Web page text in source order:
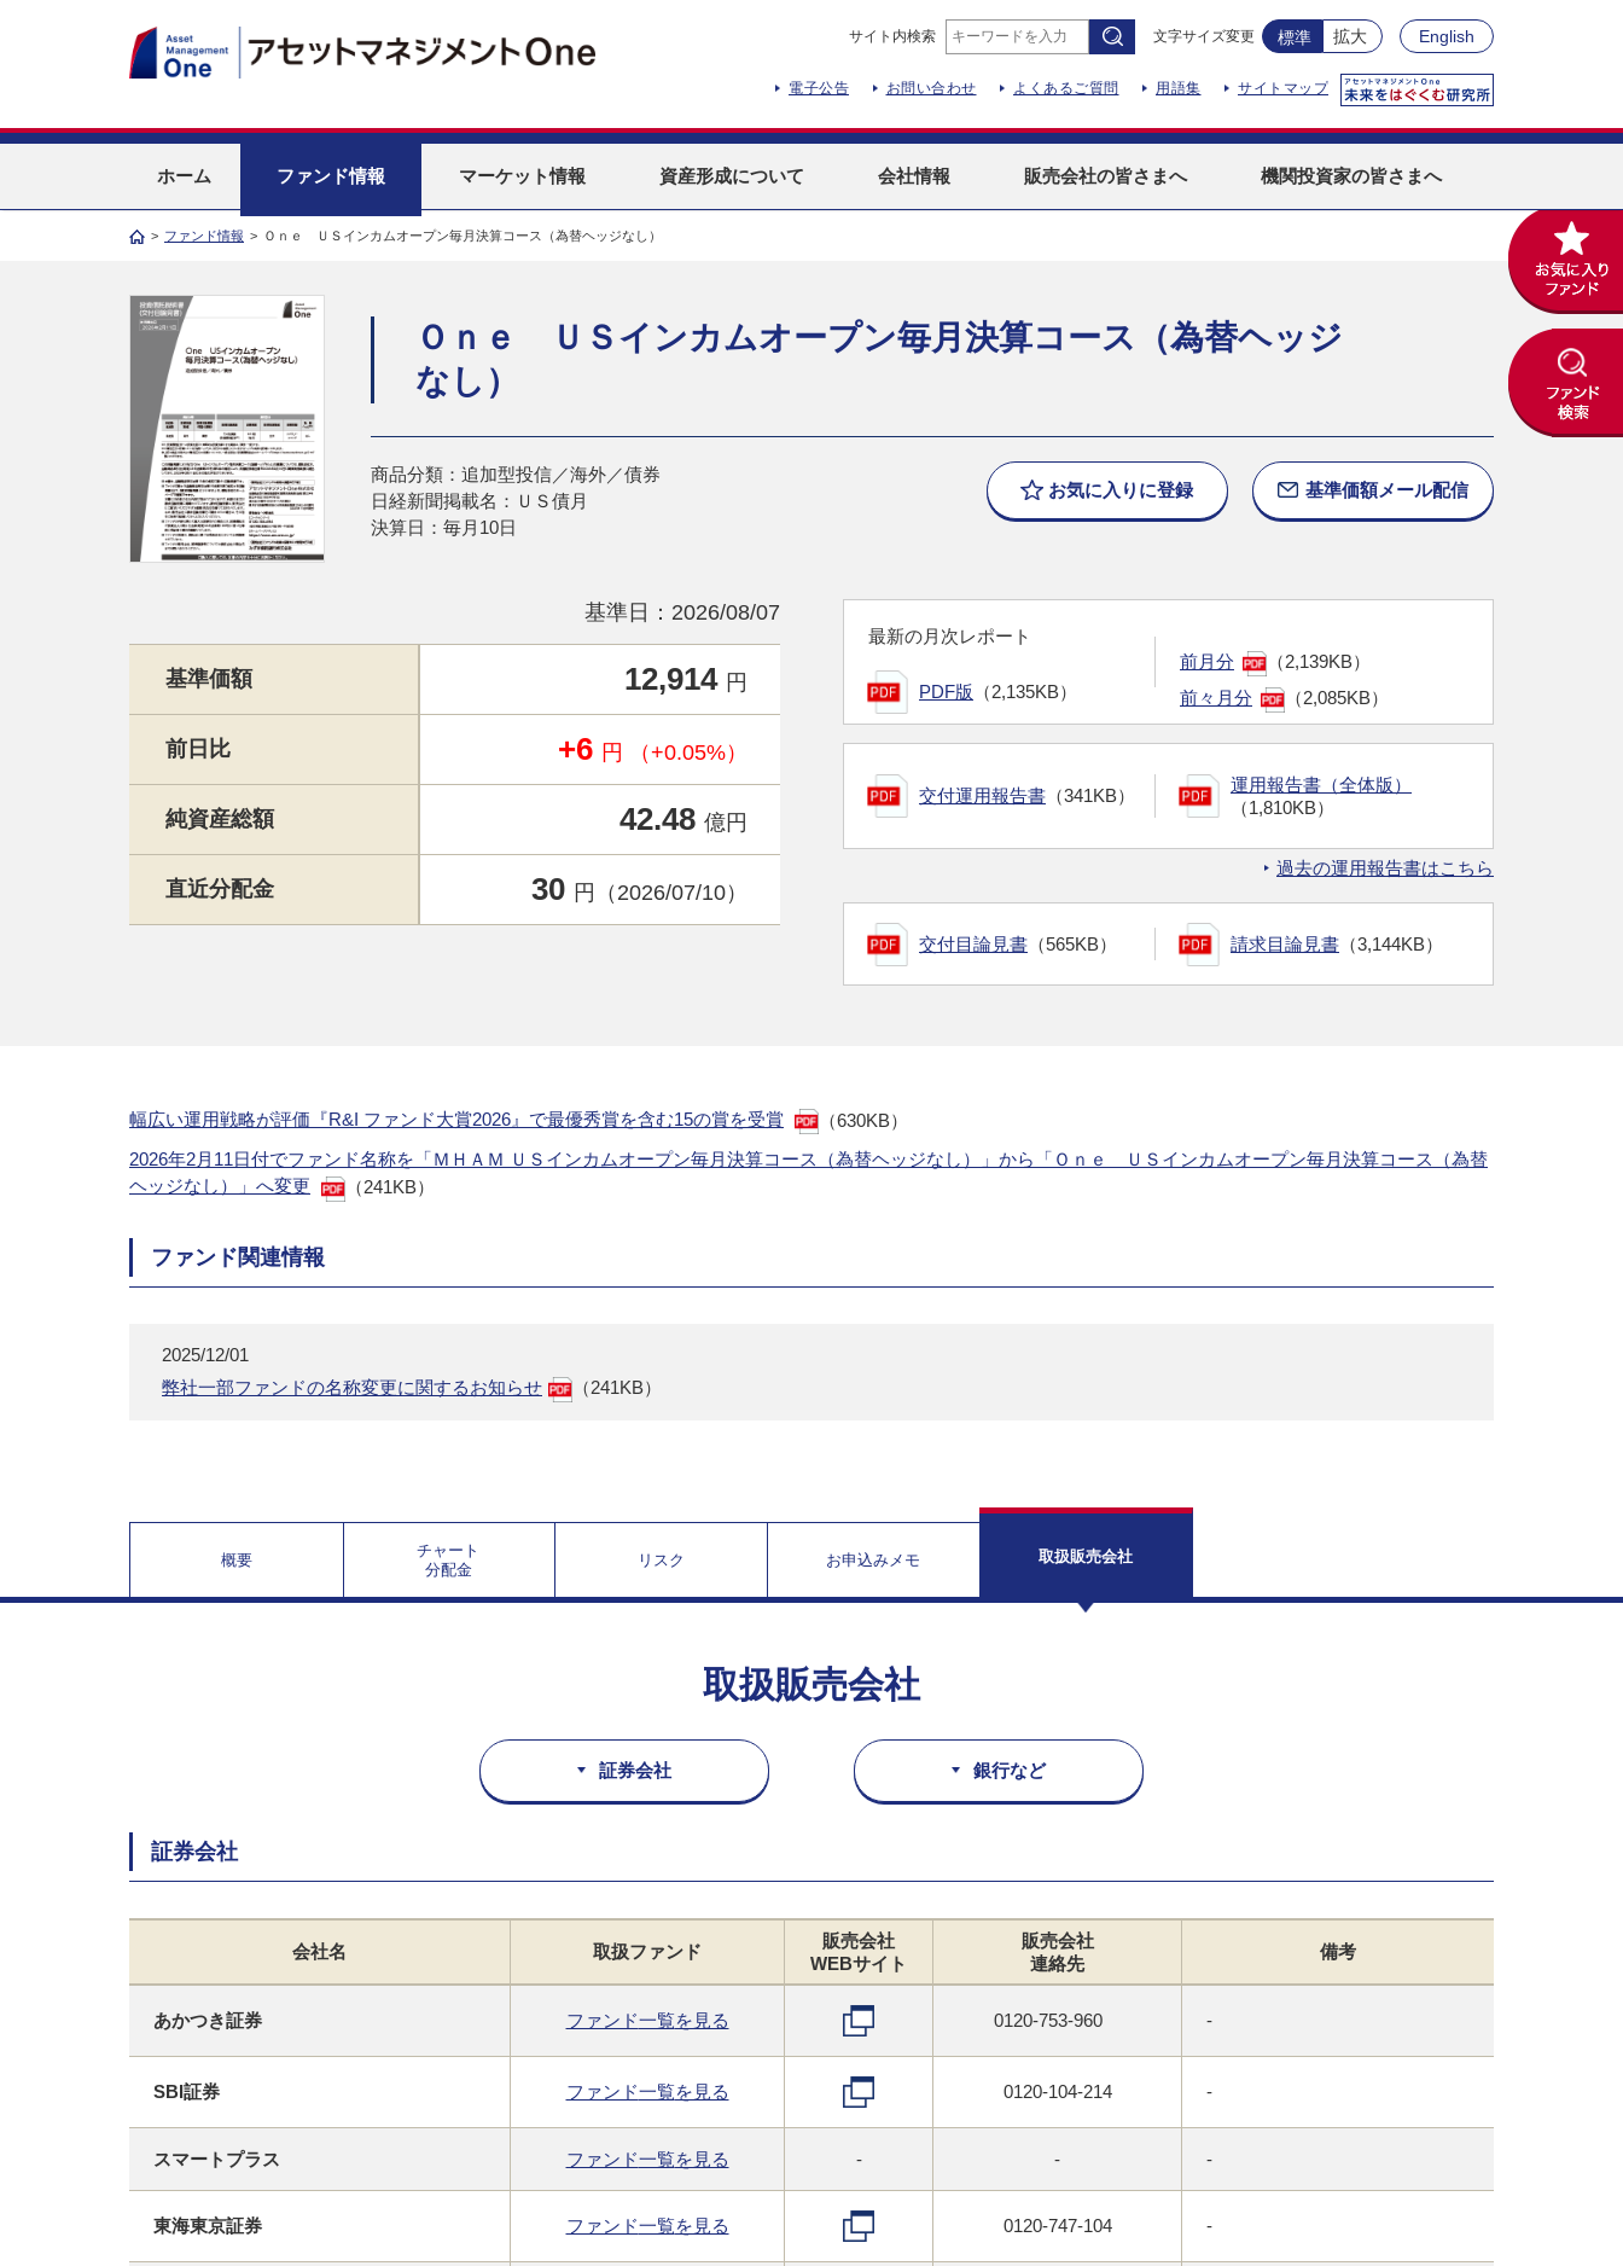
サイト内検索 文字サイズ変更 標準 拡大 English
電子公告 お問い合わせ よくあるご質問 用語集 サイトマップ
ホーム ファンド情報 マーケット情報 資産形成について 会社情報 販売会社の皆さまへ 機関投資家の皆さまへ
> ファンド情報 > Ｏｎｅ ＵＳインカムオープン毎月決算コース（為替ヘッジなし）
Ｏｎｅ ＵＳインカムオープン毎月決算コース（為替ヘッジ
なし）
商品分類：追加型投信／海外／債券
日経新聞掲載名：ＵＳ債月
決算日：毎月10日
お気に入りに登録 基準価額メール配信
基準日：2026/08/07
基準価額 12,914 円
前日比 +6 円 （+0.05%）
純資産総額 42.48 億円
直近分配金 30 円（2026/07/10）
最新の月次レポート
PDF版 （2,135KB）
前月分
（2,139KB）
前々月分
（2,085KB）
交付運用報告書 （341KB）
運用報告書（全体版）
（1,810KB）
過去の運用報告書はこちら
交付目論見書 （565KB） 請求目論見書 （3,144KB）
幅広い運用戦略が評価『R&I ファンド大賞2026』で最優秀賞を含む15の賞を受賞
（630KB）
2026年2月11日付でファンド名称を「ＭＨＡＭ ＵＳインカムオープン毎月決算コース（為替ヘッジなし）」から「Ｏｎｅ ＵＳインカムオープン毎月決算コース（為替
ヘッジなし）」へ変更
（241KB）
ファンド関連情報
2025/12/01
弊社一部ファンドの名称変更に関するお知らせ
（241KB）
概要
チャート
分配金
リスク お申込みメモ 取扱販売会社
取扱販売会社
証券会社 銀行など
証券会社
会社名 取扱ファンド
販売会社
WEBサイト
販売会社
連絡先
備考
あかつき証券 ファンド一覧を見る 0120-753-960 -
SBI証券 ファンド一覧を見る 0120-104-214 -
スマートプラス ファンド一覧を見る - - -
東海東京証券 ファンド一覧を見る 0120-747-104 -